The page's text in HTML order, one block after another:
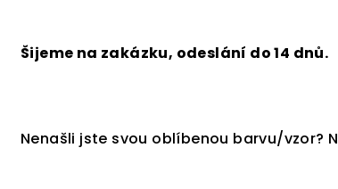
Šijeme na zakázku, odeslání do 14 dnů.
Nenašli jste svou oblíbenou barvu/vzor?